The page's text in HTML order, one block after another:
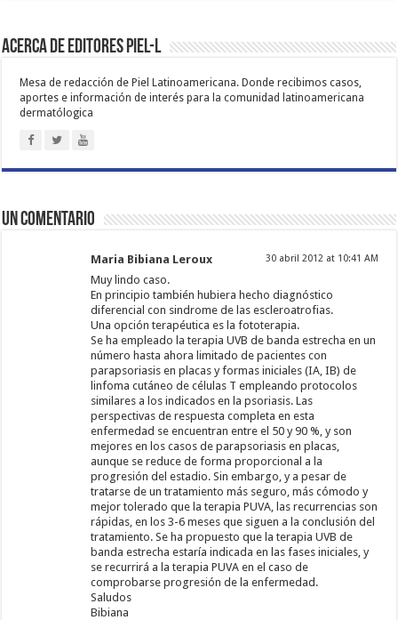
Acerca de Editores PIEL-L
Mesa de redacción de Piel Latinoamericana. Donde recibimos casos,
aportes e información de interés para la comunidad latinoamericana
dermatólogica
Un comentario
Maria Bibiana Leroux 30 abril 2012 at 10:41 AM
Muy lindo caso.
En principio también hubiera hecho diagnóstico
diferencial con sindrome de las escleroatrofias.
Una opción terapéutica es la fototerapia.
Se ha empleado la terapia UVB de banda estrecha en un
número hasta ahora limitado de pacientes con
parapsoriasis en placas y formas iniciales (IA, IB) de
linfoma cutáneo de células T empleando protocolos
similares a los indicados en la psoriasis. Las
perspectivas de respuesta completa en esta
enfermedad se encuentran entre el 50 y 90 %, y son
mejores en los casos de parapsoriasis en placas,
aunque se reduce de forma proporcional a la
progresión del estadio. Sin embargo, y a pesar de
tratarse de un tratamiento más seguro, más cómodo y
mejor tolerado que la terapia PUVA, las recurrencias son
rápidas, en los 3-6 meses que siguen a la conclusión del
tratamiento. Se ha propuesto que la terapia UVB de
banda estrecha estaría indicada en las fases iniciales, y
se recurrirá a la terapia PUVA en el caso de
comprobarse progresión de la enfermedad.
Saludos
Bibiana